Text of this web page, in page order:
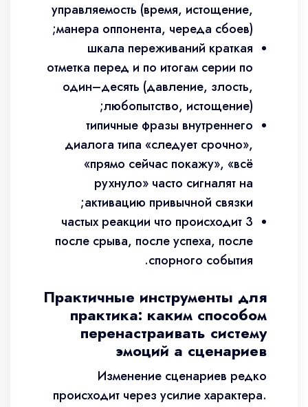
управляемость (время, истощение,
манера оппонента, череда сбоев);
шкала переживаний краткая
отметка перед и по итогам серии по
один–десять (давление, злость,
любопытство, истощение);
типичные фразы внутреннего
диалога типа «следует срочно»,
«прямо сейчас покажу», «всё
рухнуло» часто сигналят на
активацию привычной связки;
3 частых реакции что происходит
после срыва, после успеха, после
спорного события.
Практичные инструменты для
практика: каким способом
перенастраивать систему
эмоций а сценариев
Изменение сценариев редко
происходит через усилие характера.